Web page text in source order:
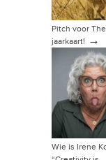
Pitch voor
jaarkaart! →
Wie is Irene